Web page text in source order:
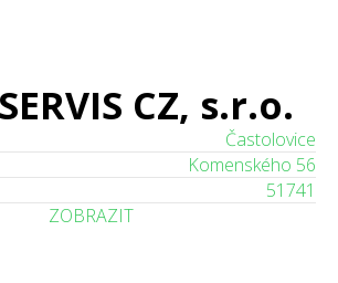
CZ, s.r.o.
Častolovice
Komenského 56
51741
ZOBRAZIT